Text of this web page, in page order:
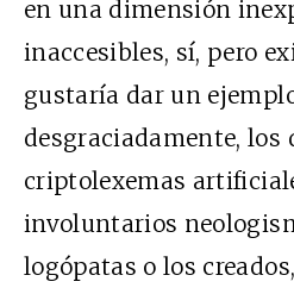
en una dimensión
inaccesibles, sí, pero
gustaría dar un
desgraciadamente, los
criptolexemas
involuntarios
logópatas o los